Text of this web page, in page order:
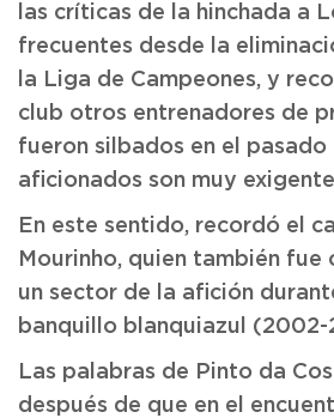
las críticas de la hinchada a
frecuentes desde la
la Liga de Campeones, y
club otros entrenadores de
fueron silbados en el
aficionados son muy
En este sentido, recordó el
Mourinho, quien también
un sector de la afición
banquillo blanquiazul
Las palabras de Pinto da
después de que en el